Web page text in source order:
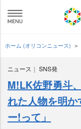
ホーム (オリコンニュース)
ニュース SNS発
M!LK佐野勇斗
れた人物を明
ー!って」